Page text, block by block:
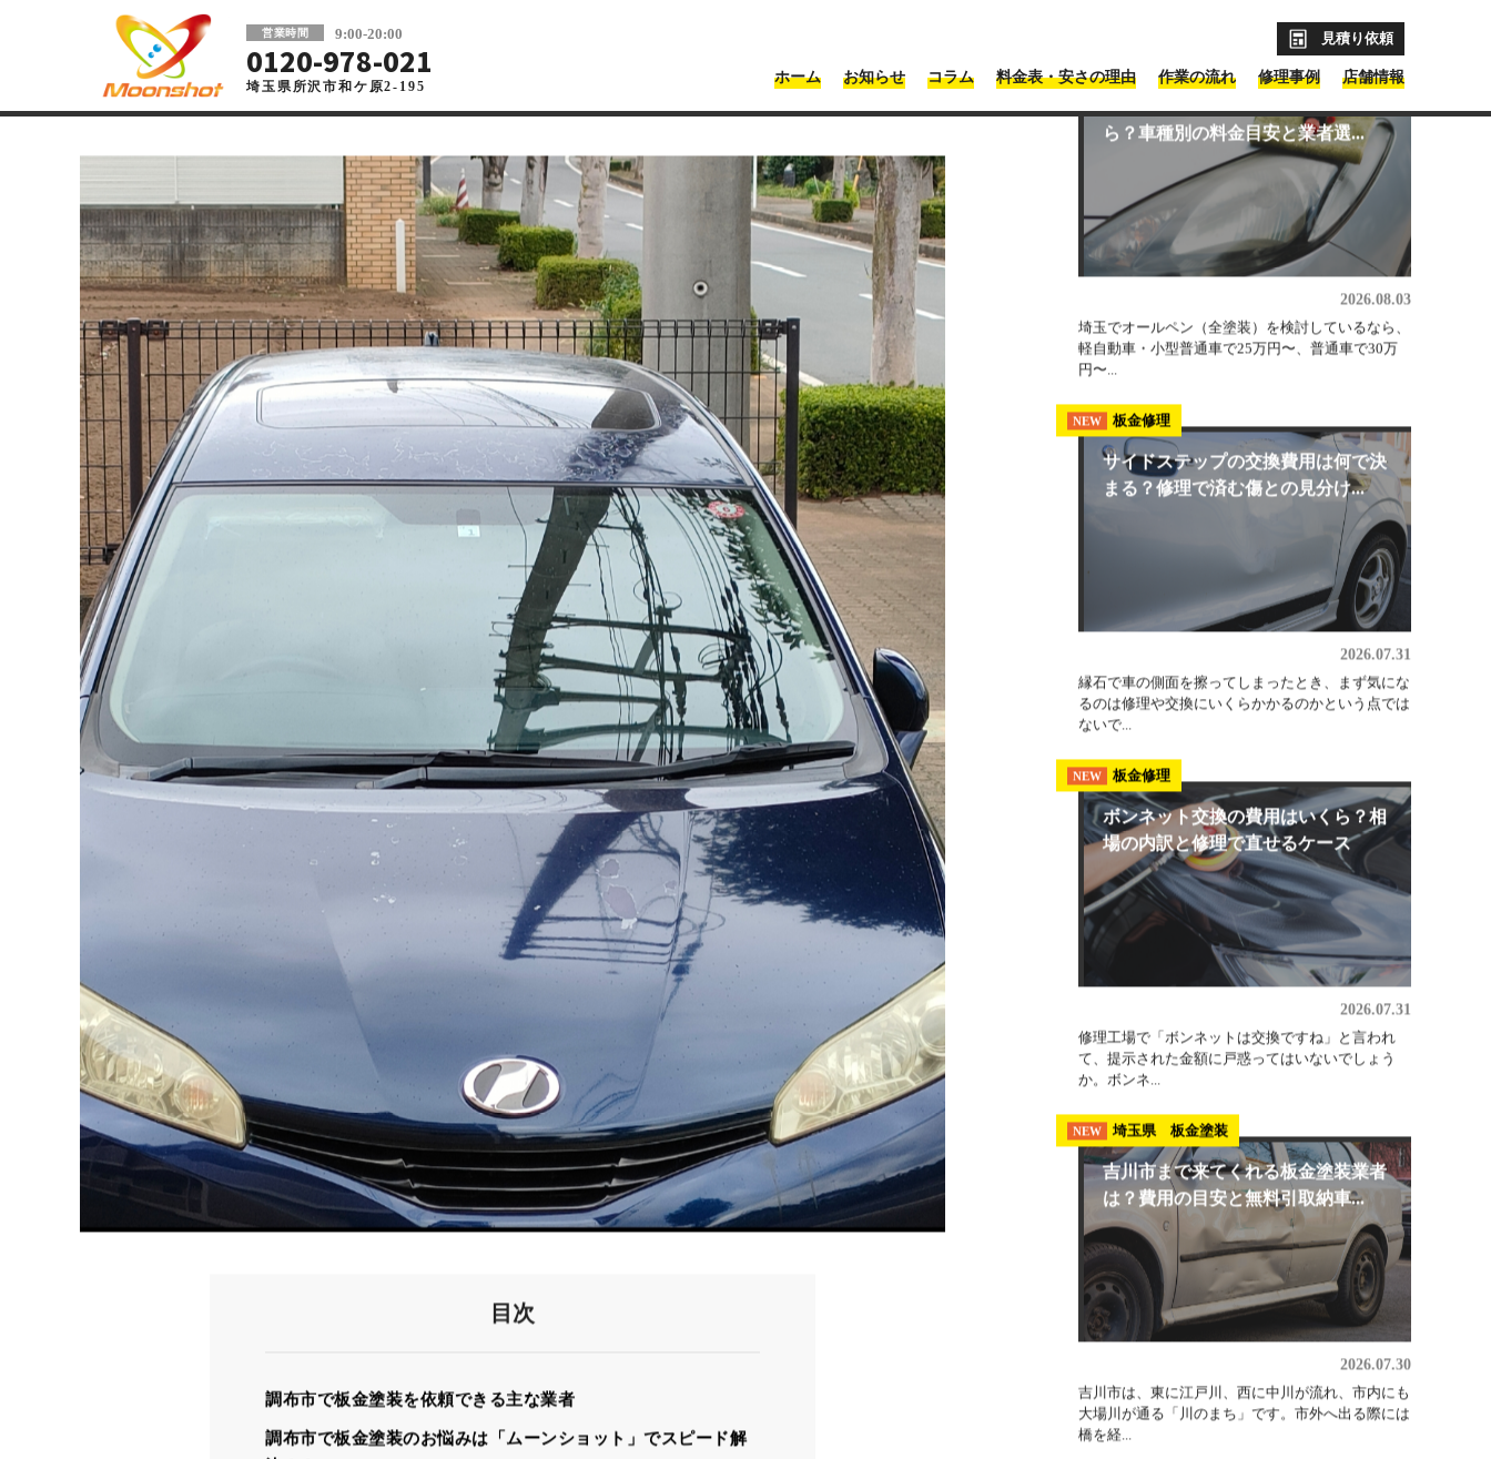
営業時間 9:00-20:00
0120-978-021
埼玉県所沢市和ケ原2-195
ホーム お知らせ コラム 料金表・安さの理由 作業の流れ 修理事例 店舗情報
見積り依頼
車の板金塗装・傷修理ならMoonshot コラム>東京都 板金塗装 >調布市で板金塗装を依頼したい方必見！早い・安い・高クオリティの板金塗装業者とは？
調布市で板金塗装を依頼したい方必見！早い・安い・高
クオリティの板金塗装業者とは？
2025年04月28日 東京都 板金塗装
最新コラム記事
NEW 埼玉県 板金塗装
NEW 塗装
ら？車種別の料金目安と業者選...
2026.08.03
埼玉でオールペン（全塗装）を検討しているなら、
軽自動車・小型普通車で25万円〜、普通車で30万
NEW 板金修理
サイドステップの交換費用は何で決
まる？修理で済む傷との見分け...
2026.07.31
縁石で車の側面を擦ってしまったとき、まず気にな
るのは修理や交換にいくらかかるのかという点では
NEW 板金修理
ボンネット交換の費用はいくら？相
場の内訳と修理で直せるケース
2026.07.31
修理工場で「ボンネットは交換ですね」と言われ
て、提示された金額に戸惑ってはいないでしょう
NEW 埼玉県 板金塗装
吉川市まで来てくれる板金塗装業者